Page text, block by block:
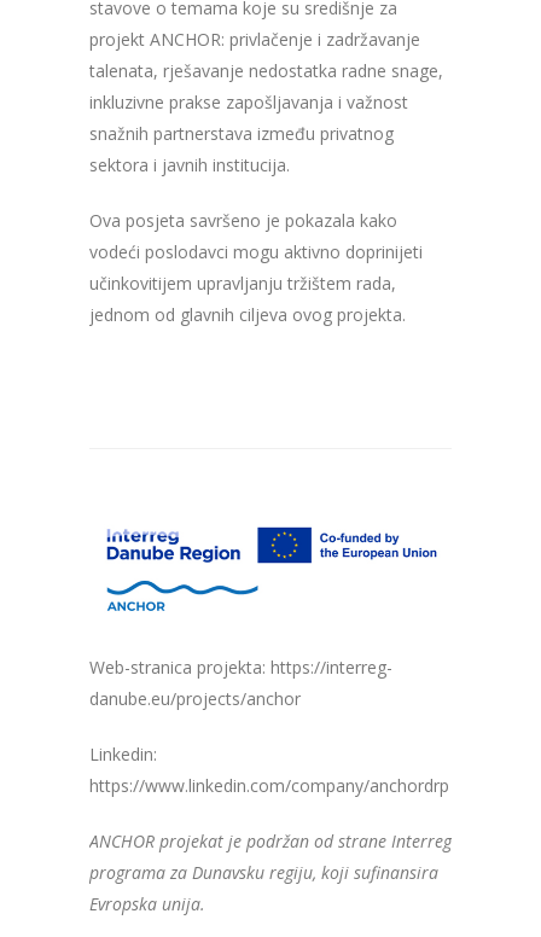
stavove o temama koje su središnje za
projekt ANCHOR: privlačenje i zadržavanje
talenata, rješavanje nedostatka radne snage,
inkluzivne prakse zapošljavanja i važnost
snažnih partnerstava između privatnog
sektora i javnih institucija.
Ova posjeta savršeno je pokazala kako
vodeći poslodavci mogu aktivno doprinijeti
učinkovitijem upravljanju tržištem rada,
jednom od glavnih ciljeva ovog projekta.
Web-stranica projekta: https://interreg-
danube.eu/projects/anchor
Linkedin:
https://www.linkedin.com/company/anchordrp
ANCHOR projekat je podržan od strane Interreg
programa za Dunavsku regiju, koji sufinansira
Evropska unija.